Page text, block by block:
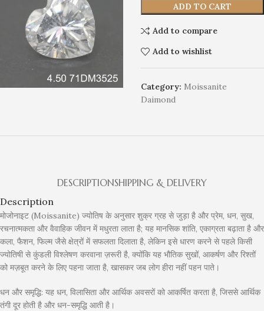
ADD TO CART
Add to compare
Add to wishlist
Category: Moissanite
Daimond
DESCRIPTIONSHIPPING & DELIVERY
Description
मोजोनाइट (Moissanite) ज्योतिष के अनुसार शुक्र ग्रह से जुड़ा है और प्रेम, धन, सुख,
रचनात्मकता और वैवाहिक जीवन में मधुरता लाता है; यह मानसिक शांति, एकाग्रता बढ़ाता है और
कला, फैशन, फिल्म जैसे क्षेत्रों में सफलता दिलाता है, लेकिन इसे धारण करने से पहले किसी
ज्योतिषी से कुंडली विश्लेषण करवाना ज़रूरी है, क्योंकि यह भौतिक सुखों, आकर्षण और रिश्तों
को मज़बूत करने के लिए पहना जाता है, खासकर जब लोग हीरा नहीं पहन पाते।
धन और समृद्धि: यह धन, विलासिता और आर्थिक अवसरों को आकर्षित करता है, जिससे आर्थिक
तंगी दूर होती है और धन-समृद्धि आती है।